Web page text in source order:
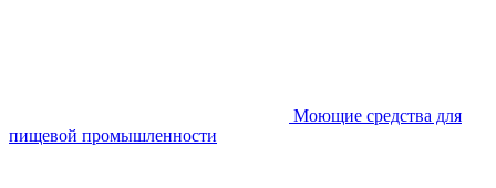
Моющие средства для
пищевой промышленности